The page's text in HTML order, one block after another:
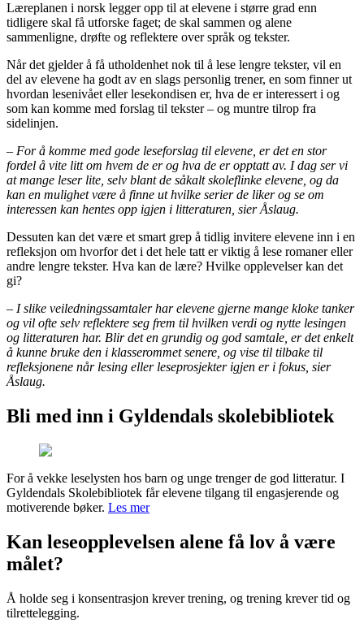
Læreplanen i norsk legger opp til at elevene i større grad enn
tidligere skal få utforske faget; de skal sammen og alene
sammenligne, drøfte og reflektere over språk og tekster.
Når det gjelder å få utholdenhet nok til å lese lengre tekster, vil en
del av elevene ha godt av en slags personlig trener, en som finner ut
hvordan lesenivået eller lesekondisen er, hva de er interessert i og
som kan komme med forslag til tekster – og muntre tilrop fra
sidelinjen.
– For å komme med gode leseforslag til elevene, er det en stor
fordel å vite litt om hvem de er og hva de er opptatt av. I dag ser vi
at mange leser lite, selv blant de såkalt skoleflinke elevene, og da
kan en mulighet være å finne ut hvilke serier de liker og se om
interessen kan hentes opp igjen i litteraturen, sier Åslaug.
Dessuten kan det være et smart grep å tidlig invitere elevene inn i en
refleksjon om hvorfor det i det hele tatt er viktig å lese romaner eller
andre lengre tekster. Hva kan de lære? Hvilke opplevelser kan det
gi?
– I slike veiledningssamtaler har elevene gjerne mange kloke tanker
og vil ofte selv reflektere seg frem til hvilken verdi og nytte lesingen
og litteraturen har. Blir det en grundig og god samtale, er det enkelt
å kunne bruke den i klasserommet senere, og vise til tilbake til
refleksjonene når lesing eller leseprosjekter igjen er i fokus, sier
Åslaug.
Bli med inn i Gyldendals skolebibliotek
For å vekke leselysten hos barn og unge trenger de god litteratur. I
Gyldendals Skolebibliotek får elevene tilgang til engasjerende og
motiverende bøker. Les mer
Kan leseopplevelsen alene få lov å være
målet?
Å holde seg i konsentrasjon krever trening, og trening krever tid og
tilrettelegging.